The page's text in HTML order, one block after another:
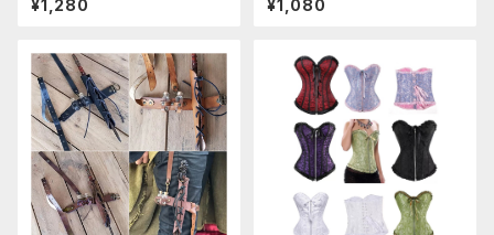
¥1,280 ¥1,080